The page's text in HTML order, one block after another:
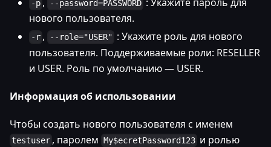
-p --password=PASSWORD
нового пользователя.
-r , --role="USER" : Укажите роль для нового
пользователя. Поддерживаемые роли: RESELLER
и USER. Роль по умолчанию — USER.
Информация об использовании
Чтобы создать нового пользователя с именем
testuser , паролем My$ecretPassword123 и ролью